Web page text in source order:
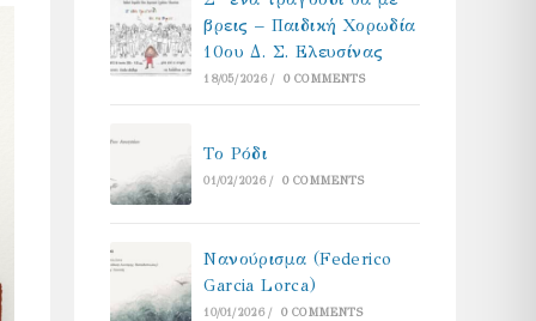
βρεις – Παιδική Χορωδία
10ου Δ. Σ. Ελευσίνας
18/05/2026 / 0 COMMENTS
Το Ρόδι
01/02/2026 / 0 COMMENTS
Νανούρισμα (Federico
Garcia Lorca)
10/01/2026 / 0 COMMENTS